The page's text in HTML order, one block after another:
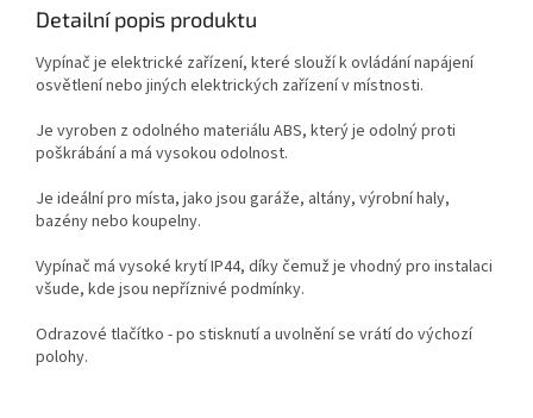
Detailní popis produktu
Vypínač je elektrické zařízení, které slouží k ovládání napájení
osvětlení nebo jiných elektrických zařízení v místnosti.
Je vyroben z odolného materiálu ABS, který je odolný proti
poškrábání a má vysokou odolnost.
Je ideální pro místa, jako jsou garáže, altány, výrobní haly,
bazény nebo koupelny.
Vypínač má vysoké krytí IP44, díky čemuž je vhodný pro instalaci
všude, kde jsou nepříznivé podmínky.
Odrazové tlačítko - po stisknutí a uvolnění se vrátí do výchozí
polohy.